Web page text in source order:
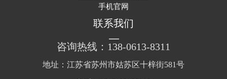
手机官网
联系我们
咨询热线：138-0613-8311
地址：江苏省苏州市姑苏区十梓街581号